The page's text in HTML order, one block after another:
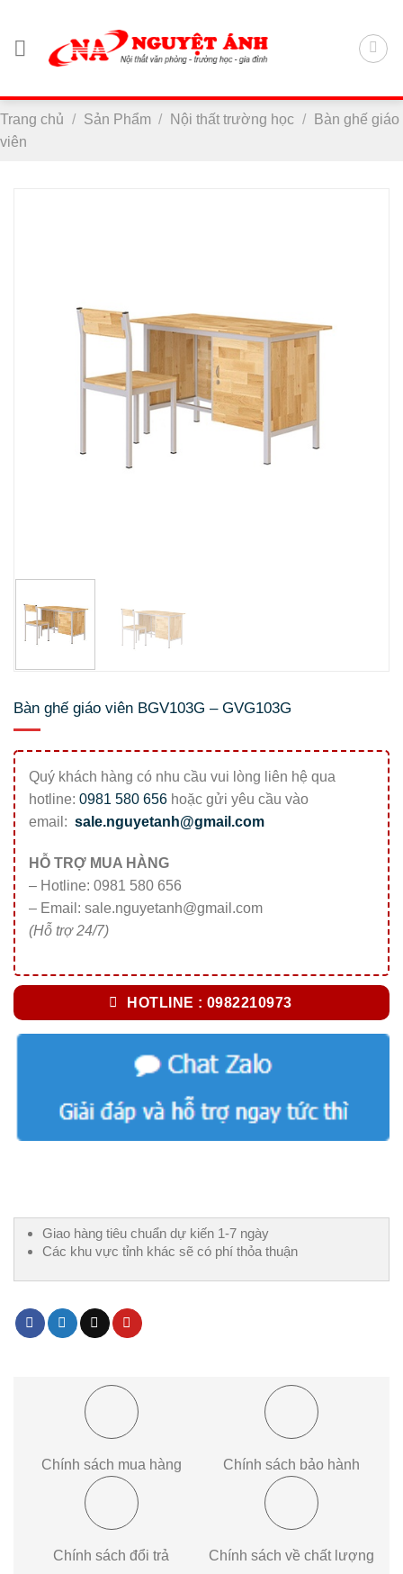
nội
Trang chủ / Sản Phẩm / Nội thất trường học /
Bàn ghế giáo
viên
Bàn ghế giáo viên BGV103G – GVG103G
Quý khách hàng có nhu cầu vui lòng liên hệ qua
hotline: 0981 580 656 hoặc gửi yêu cầu vào
email: sale.nguyetanh@gmail.com
HỖ TRỢ MUA HÀNG
– Hotline: 0981 580 656
– Email: sale.nguyetanh@gmail.com
(Hỗ trợ 24/7)
HOTLINE : 0982210973
Giao hàng tiêu chuẩn dự kiến 1-7 ngày
Các khu vực tỉnh khác sẽ có phí thỏa thuận
Chính sách mua hàng Chính sách bảo hành
Chính sách đổi trả Chính sách về chất lượng